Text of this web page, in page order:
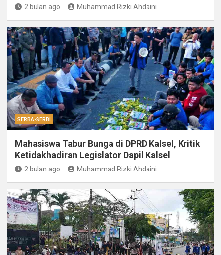
2 bulan ago Muhammad Rizki Ahdaini
SERBA-SERBI
Mahasiswa Tabur Bunga di DPRD Kalsel, Kritik
Ketidakhadiran Legislator Dapil Kalsel
2 bulan ago Muhammad Rizki Ahdaini